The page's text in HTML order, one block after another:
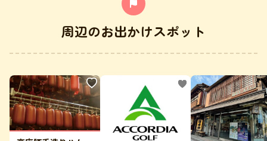
周辺のお出かけスポット